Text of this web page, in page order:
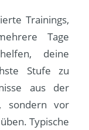
Trainings,
Tage
deine
Stufe zu
aus der
sondern vor
Typische